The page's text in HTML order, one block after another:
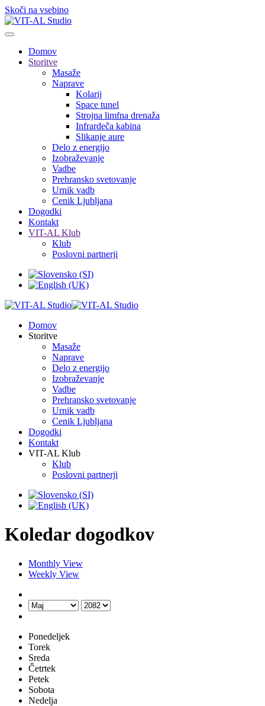
Skoči na vsebino
Domov
Storitve
Masaže
Naprave
Kolarij
Space tunel
Strojna limfna drenaža
Infrardeča kabina
Slikanje aure
Delo z energijo
Izobraževanje
Vadbe
Prehransko svetovanje
Urnik vadb
Cenik Ljubljana
Dogodki
Kontakt
VIT-AL Klub
Klub
Poslovni partnerji
Domov
Storitve
Masaže
Naprave
Delo z energijo
Izobraževanje
Vadbe
Prehransko svetovanje
Urnik vadb
Cenik Ljubljana
Dogodki
Kontakt
VIT-AL Klub
Klub
Poslovni partnerji
Koledar dogodkov
Monthly View
Weekly View
Ponedeljek
Torek
Sreda
Četrtek
Petek
Sobota
Nedelja